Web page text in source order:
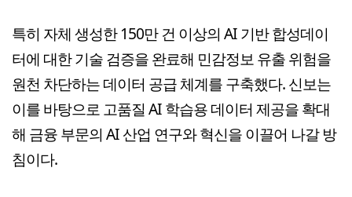
특히 자체 생성한 150만 건 이상의 AI 기반 합성데이
터에 대한 기술 검증을 완료해 민감정보 유출 위험을
원천 차단하는 데이터 공급 체계를 구축했다. 신보는
이를 바탕으로 고품질 AI 학습용 데이터 제공을 확대
해 금융 부문의 AI 산업 연구와 혁신을 이끌어 나갈 방
침이다.